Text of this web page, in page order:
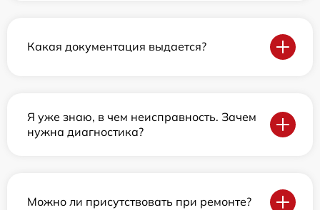
Какая документация выдается?
Я уже знаю, в чем неисправность. Зачем
нужна диагностика?
Можно ли присутствовать при ремонте?